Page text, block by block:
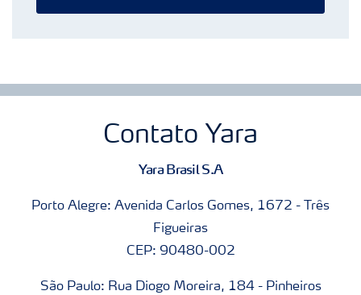
Contato Yara
Yara Brasil S.A
Porto Alegre: Avenida Carlos Gomes, 1672 - Três
Figueiras
CEP: 90480-002
São Paulo: Rua Diogo Moreira, 184 - Pinheiros